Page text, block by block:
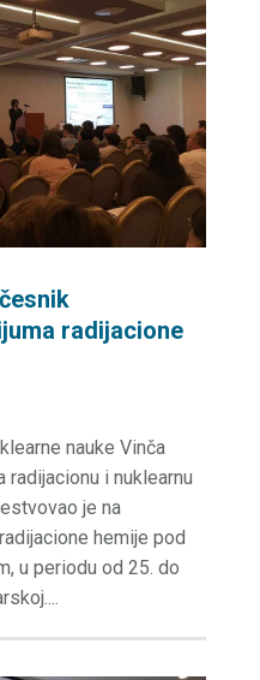
radijacione
nauke Vinča
radijacionu i nuklearnu
je na
hemije pod
u periodu od 25. do